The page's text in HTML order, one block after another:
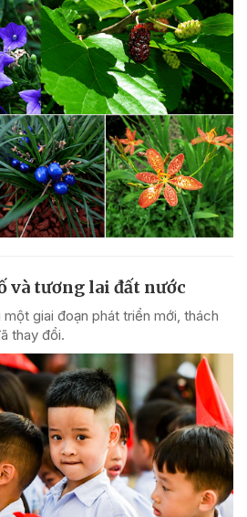
và tương lai đất nước
giai đoạn phát triển mới, thách
thay đổi.